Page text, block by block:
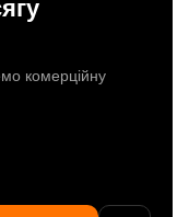
комерційну